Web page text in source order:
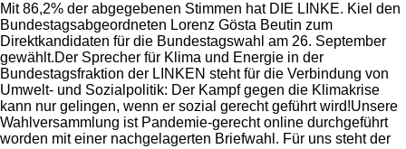
Mit 86,2% der abgegebenen Stimmen hat DIE LINKE. Kiel den
Bundestagsabgeordneten Lorenz Gösta Beutin zum
Direktkandidaten für die Bundestagswahl am 26. September
gewählt.Der Sprecher für Klima und Energie in der
Bundestagsfraktion der LINKEN steht für die Verbindung von
Umwelt- und Sozialpolitik: Der Kampf gegen die Klimakrise
kann nur gelingen, wenn er sozial gerecht geführt wird!Unsere
Wahlversammlung ist Pandemie-gerecht online durchgeführt
worden mit einer nachgelagerten Briefwahl. Für uns steht der